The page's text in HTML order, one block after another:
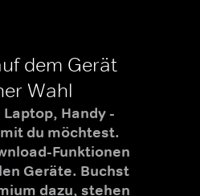
dem Gerät
Wahl
Handy -
du möchtest.
Funktionen
Geräte. Buchst
dazu, stehen